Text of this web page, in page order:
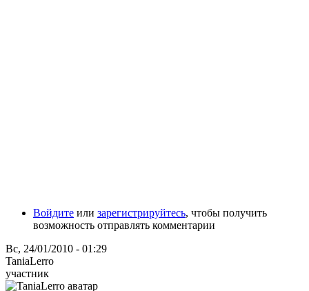
Войдите или зарегистрируйтесь, чтобы получить
возможность отправлять комментарии
Вс, 24/01/2010 - 01:29
TaniaLerro
участник